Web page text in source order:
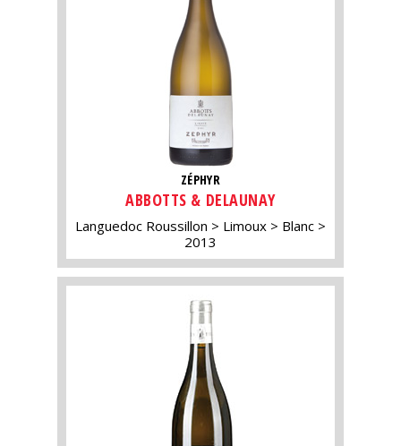
ZÉPHYR
ABBOTTS & DELAUNAY
Languedoc Roussillon Limoux
Blanc
2013